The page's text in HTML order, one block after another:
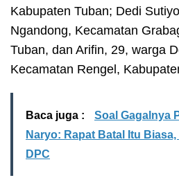
Kabupaten Tuban; Dedi
Ngandong, Kecamatan
Tuban, dan Arifin, 29, warga
Kecamatan Rengel,
Baca juga :
Soal Gagalnya
Naryo: Rapat Batal Itu
DPC